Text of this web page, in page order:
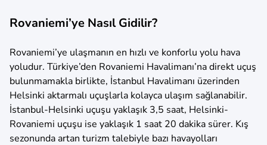
Rovaniemi’ye Nasıl Gidilir?
Rovaniemi’ye ulaşmanın en hızlı ve konforlu yolu hava
yoludur. Türkiye’den Rovaniemi Havalimanı’na direkt uçuş
bulunmamakla birlikte, İstanbul Havalimanı üzerinden
Helsinki aktarmalı uçuşlarla kolayca ulaşım sağlanabilir.
İstanbul-Helsinki uçuşu yaklaşık 3,5 saat, Helsinki-
Rovaniemi uçuşu ise yaklaşık 1 saat 20 dakika sürer. Kış
sezonunda artan turizm talebiyle bazı havayolları